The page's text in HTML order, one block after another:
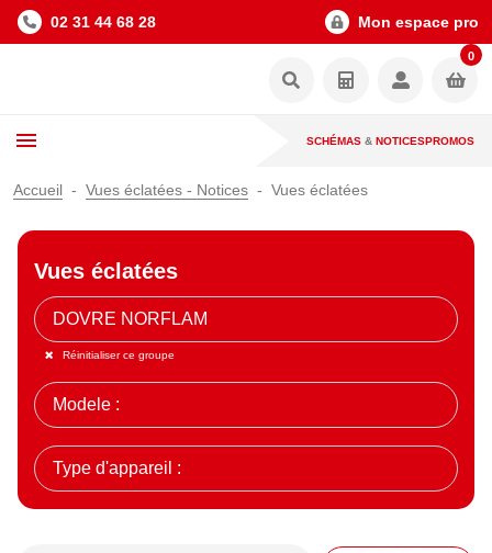
02 31 44 68 28 Mon espace pro
0
SCHÉMAS & NOTICESPROMOS
Accueil Vues éclatées - Notices Vues éclatées
Vues éclatées
Réinitialiser ce groupe